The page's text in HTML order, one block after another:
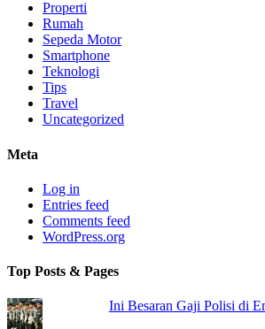
Properti
Rumah
Sepeda Motor
Smartphone
Teknologi
Tips
Travel
Uncategorized
Meta
Log in
Entries feed
Comments feed
WordPress.org
Top Posts & Pages
Ini Besaran Gaji Polisi di